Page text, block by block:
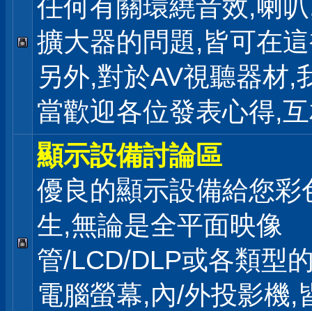
任何有關環繞音效,喇
擴大器的問題,皆可在
另外,對於AV視聽器材,
當歡迎各位發表心得,
顯示設備討論區
優良的顯示設備給您彩
生,無論是全平面映像
管/LCD/DLP或各類型
電腦螢幕,內/外投影機,